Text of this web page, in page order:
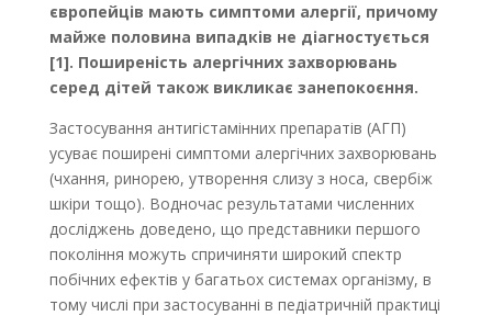
європейців мають симптоми алергії, причому
майже половина випадків не діагностується
[1]. Поширеність алергічних захворювань
серед дітей також викликає занепокоєння.
Застосування антигістамінних препаратів (АГП)
усуває поширені симптоми алергічних захворювань
(чхання, ринорею, утворення слизу з носа, свербіж
шкіри тощо). Водночас результатами численних
досліджень доведено, що представники першого
покоління можуть спричиняти широкий спектр
побічних ефектів у багатьох системах організму, в
тому числі при застосуванні в педіатричній практиці